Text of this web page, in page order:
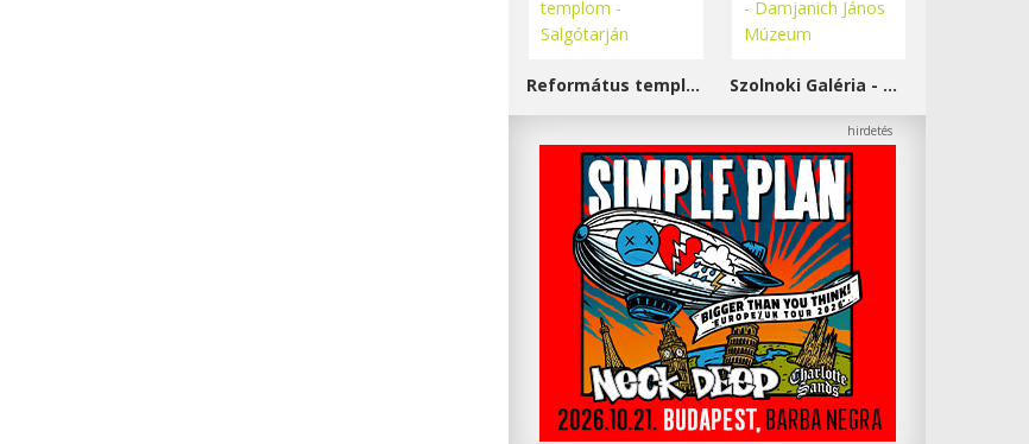
Református templom - Salgótarján Szolnoki Galéria - Damjanich János Múzeum